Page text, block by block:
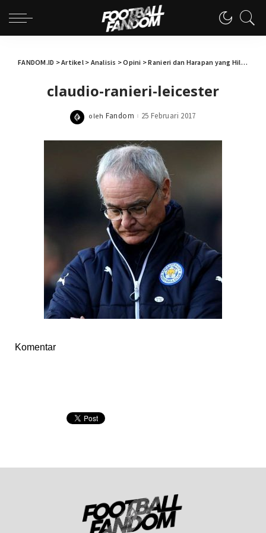
FANDOM.ID >Artikel> Analisis >Opini >Ranieri dan Harapan yang Hilang di King Power Stadium
claudio-ranieri-leicester
Posted
oleh Fandom 25 Februari 2017
Komentar